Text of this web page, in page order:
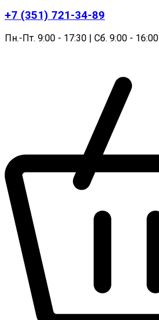
+7 (351) 721-34-89
Пн.-Пт. 9:00 - 17:30 | Сб. 9:00 - 16:00